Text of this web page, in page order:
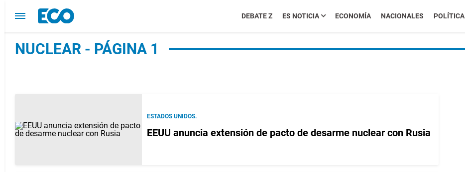
DEBATE Z ES NOTICIA ECONOMÍA NACIONALES POLÍTICA
NUCLEAR - PÁGINA 1
ESTADOS UNIDOS.
EEUU anuncia extensión de pacto de desarme nuclear con Rusia